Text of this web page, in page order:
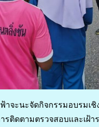
จะนะจัดกิจกรรมอบรมเ
รติดตามตรวจสอบและเฝ้